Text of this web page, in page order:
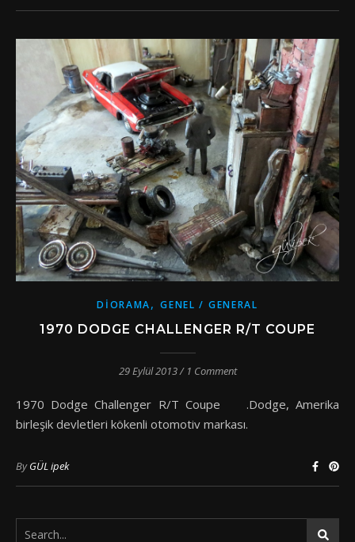
DIORAMA,GENEL / GENERAL
1970 DODGE CHALLENGER R/T COUPE
29 Eylül 2013/ 1 Comment
1970 Dodge Challenger R/T Coupe .Dodge, Amerika
birleşik devletleri kökenli otomotiv markası.
ByGÜL ipek